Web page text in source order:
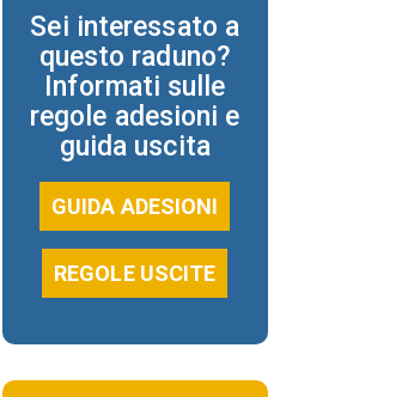
Sei interessato a
questo raduno?
Informati sulle
regole adesioni e
guida uscita
GUIDA ADESIONI
REGOLE USCITE